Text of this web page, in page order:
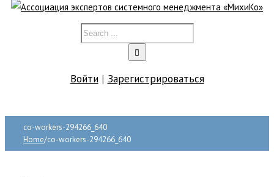
Войти| Зарегистрироваться
co-workers-294266_640
Home/co-workers-294266_640